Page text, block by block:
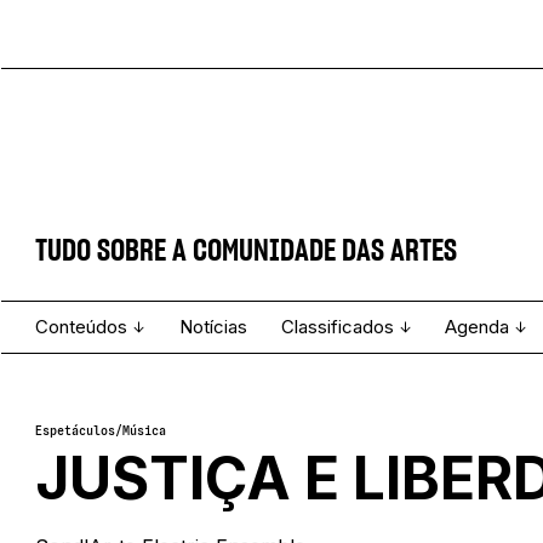
TUDO SOBRE A COMUNIDADE DAS ARTES
Conteúdos Notícias Classificados Agenda
Espetáculos/Música
JUSTIÇA E